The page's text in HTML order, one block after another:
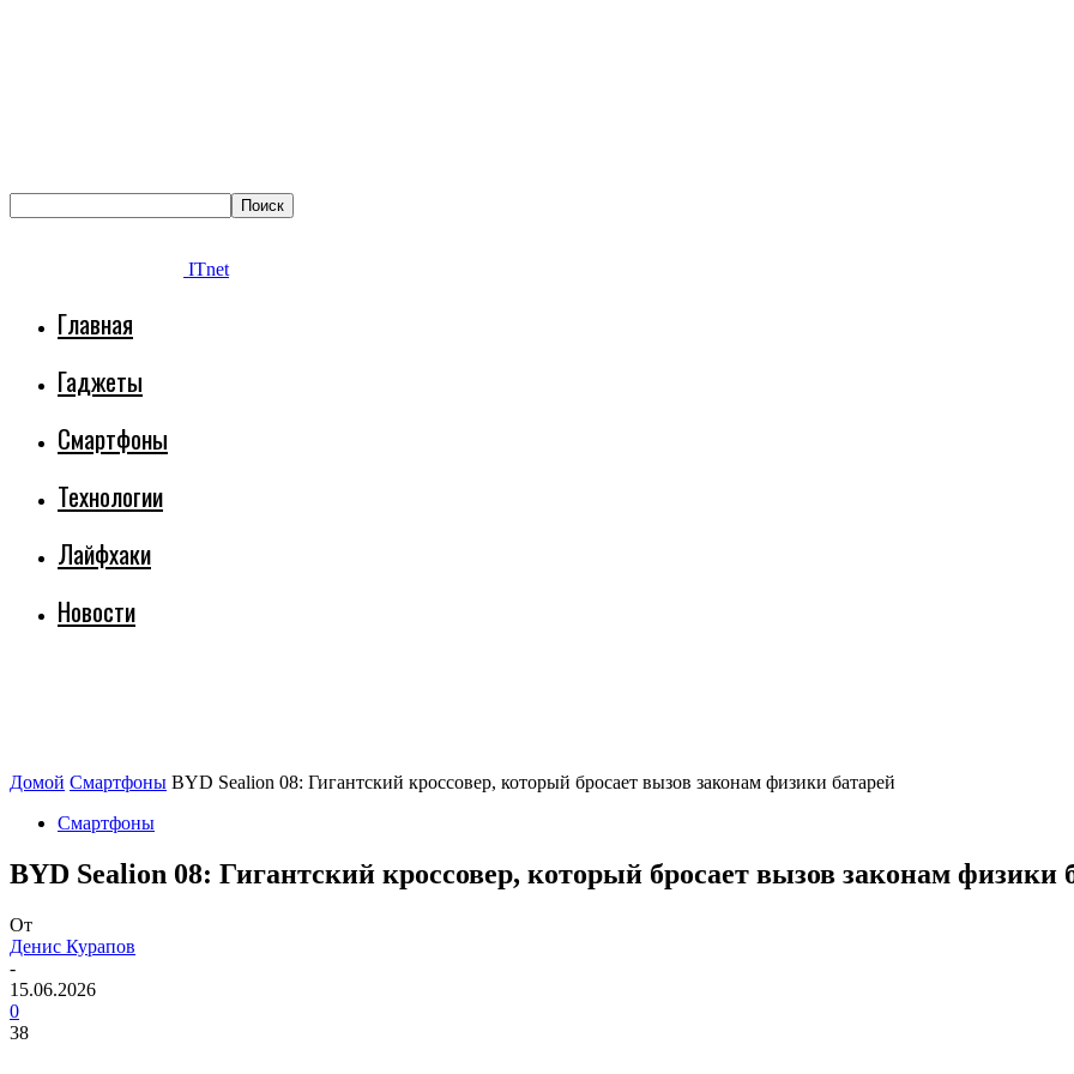
ITnet
Главная
Гаджеты
Смартфоны
Технологии
Лайфхаки
Новости
Домой Смартфоны BYD Sealion 08: Гигантский кроссовер, который бросает вызов законам физики батарей
Смартфоны
BYD Sealion 08: Гигантский кроссовер, который бросает вызов законам физики
От
Денис Курапов
-
15.06.2026
0
38